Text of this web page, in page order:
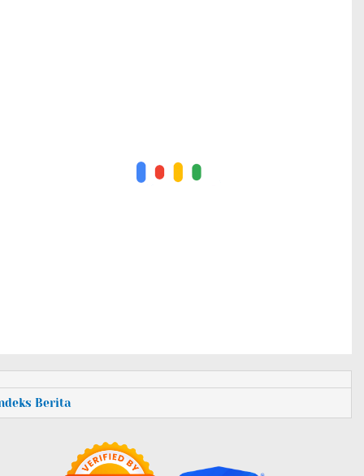
Berita